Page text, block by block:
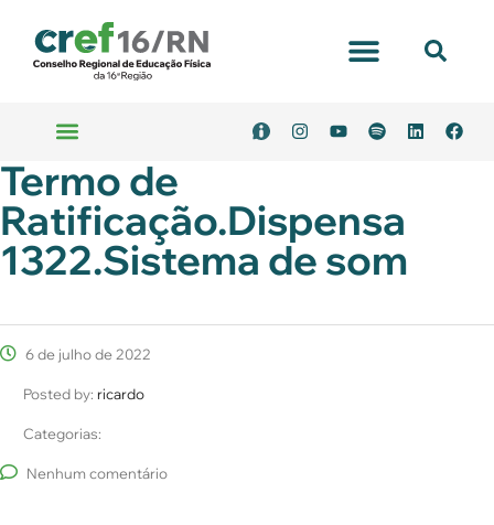
Termo de
Ratificação.Dispensa
1322.Sistema de som
6 de julho de 2022
Posted by: ricardo
Categorias:
Nenhum comentário